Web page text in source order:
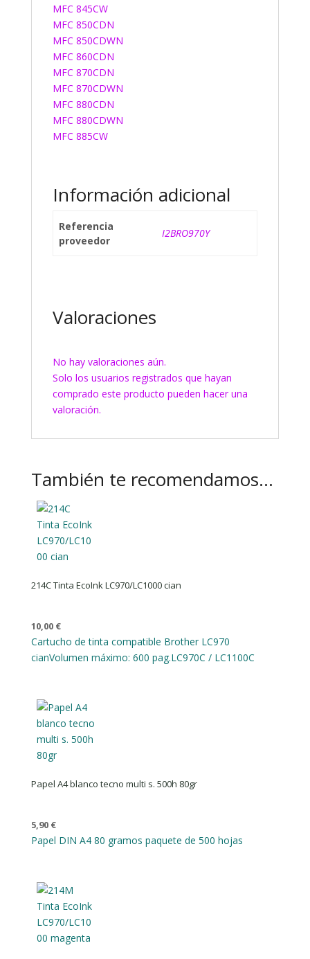
MFC 845CW
MFC 850CDN
MFC 850CDWN
MFC 860CDN
MFC 870CDN
MFC 870CDWN
MFC 880CDN
MFC 880CDWN
MFC 885CW
Información adicional
Referencia
proveedor
I2BRO970Y
Valoraciones
No hay valoraciones aún.
Solo los usuarios registrados que hayan
comprado este producto pueden hacer una
valoración.
También te recomendamos…
214C Tinta EcoInk LC970/LC1000 cian
10,00 €
Cartucho de tinta compatible Brother LC970
cianVolumen máximo: 600 pag.LC970C / LC1100C
Papel A4 blanco tecno multi s. 500h 80gr
5,90 €
Papel DIN A4 80 gramos paquete de 500 hojas